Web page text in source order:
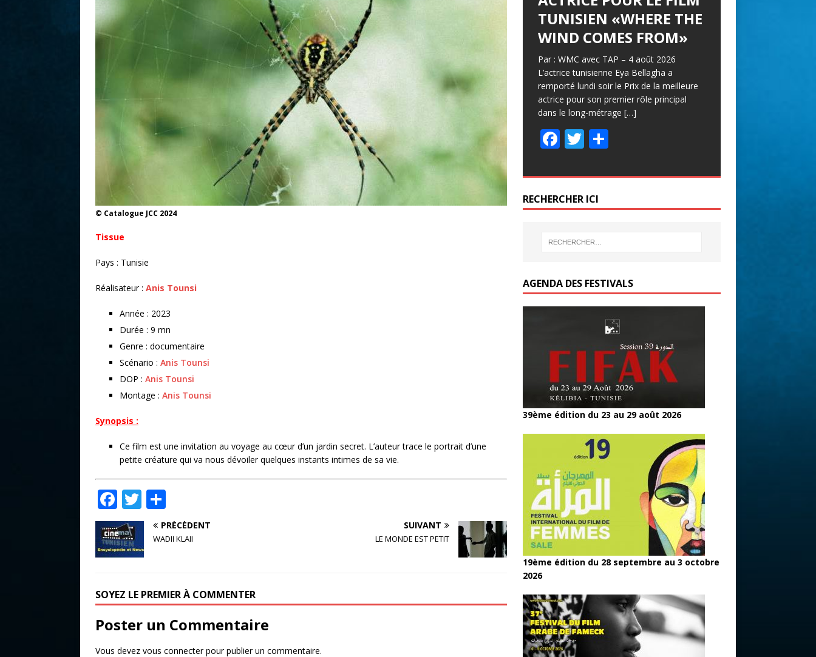
© Catalogue JCC 2024
Tissue
Pays : Tunisie
Réalisateur : Anis Tounsi
Année : 2023
Durée : 9 mn
Genre : documentaire
Scénario : Anis Tounsi
DOP : Anis Tounsi
Montage : Anis Tounsi
Synopsis :
Ce film est une invitation au voyage au cœur d’un jardin secret. L’auteur trace le portrait d’une
petite créature qui va nous dévoiler quelques instants intimes de sa vie.
F
a
c
e
o
o
k
T
w
it
te
ar
ta
r
PRÉCÉDENT
WADII KLAII
SUIVANT
LE MONDE EST PETIT
SOYEZ LE PREMIER À COMMENTER
Poster un Commentaire
Vous devez vous connecterpour publier un commentaire.
TUNISIEN «WHERE THE
WIND COMES FROM»
Par : WMC avec TAP – 4 août 2026
L’actrice tunisienne Eya Bellagha a
remporté lundi soir le Prix de la meilleure
actrice pour son premier rôle principal
dans le long-métrage […]
F
e
b
o
o
T
itt
er
P
ta
er
RECHERCHER ICI
AGENDA DES FESTIVALS
39ème édition du 23 au 29 août 2026
19ème édition du 28 septembre au 3 octobre
2026